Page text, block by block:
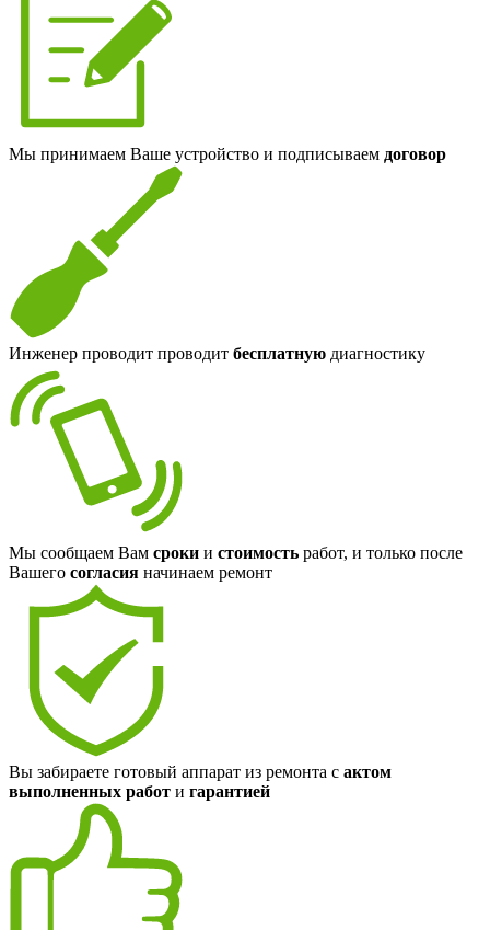
Мы принимаем Ваше устройство и подписываем договор
Инженер проводит проводит бесплатную диагностику
Мы сообщаем Вам сроки и стоимость работ, и только после
Вашего согласия начинаем ремонт
Вы забираете готовый аппарат из ремонта с актом
выполненных работ и гарантией